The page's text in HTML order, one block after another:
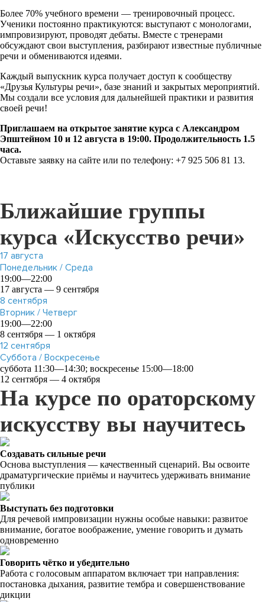
Более 70% учебного времени — тренировочный процесс.
Ученики постоянно практикуются: выступают с монологами,
импровизируют, проводят дебаты. Вместе с тренерами
обсуждают свои выступления, разбирают известные публичные
речи и обмениваются идеями.
Каждый выпускник курса получает доступ к сообществу
«Друзья Культуры речи», базе знаний и закрытых мероприятий.
Мы создали все условия для дальнейшей практики и развития
своей речи!
Приглашаем на открытое занятие курса с Александром
Эпштейном 10 и 12 августа в 19:00. Продолжительность 1.5
часа.
Оставьте заявку на сайте или по телефону: +7 925 506 81 13.
Ближайшие группы
курса «Искусство речи»
17 августа
Понедельник / Среда
19:00—22:00
17 августа — 9 сентября
8 сентября
Вторник / Четверг
19:00—22:00
8 сентября — 1 октября
12 сентября
Суббота / Воскресенье
суббота 11:30—14:30; воскресенье 15:00—18:00
12 сентября — 4 октября
На курсе по ораторскому
искусству вы научитесь
Создавать сильные речи
Основа выступления — качественный сценарий. Вы освоите
драматургические приёмы и научитесь удерживать внимание
публики
Выступать без подготовки
Для речевой импровизации нужны особые навыки: развитое
внимание, богатое воображение, умение говорить и думать
одновременно
Говорить чётко и убедительно
Работа с голосовым аппаратом включает три направления:
постановка дыхания, развитие тембра и совершенствование
дикции